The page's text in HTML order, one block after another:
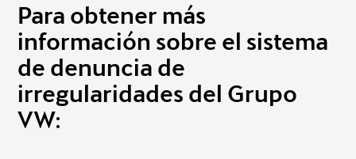
Para obtener más
información sobre el sistema
de denuncia de
irregularidades del Grupo
VW: